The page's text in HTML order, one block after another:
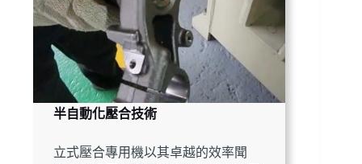
半自動化壓合技術
立式壓合專用機以其卓越的效率聞